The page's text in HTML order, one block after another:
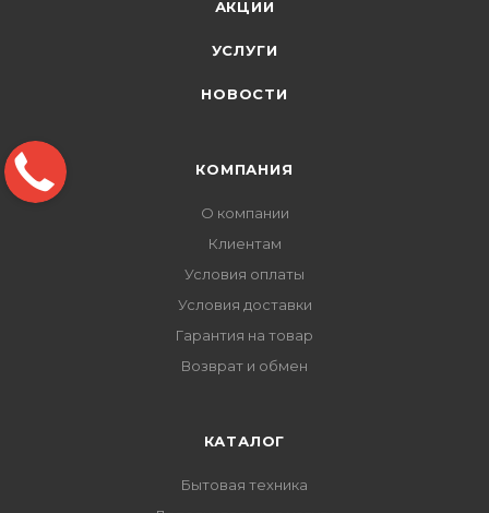
АКЦИИ
УСЛУГИ
НОВОСТИ
КОМПАНИЯ
О компании
Клиентам
Условия оплаты
Условия доставки
Гарантия на товар
Возврат и обмен
КАТАЛОГ
Бытовая техника